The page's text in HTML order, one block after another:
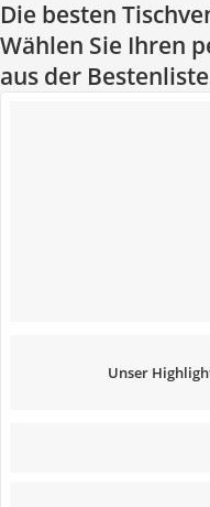
Die besten
Wählen Sie Ihren
aus der
Unser